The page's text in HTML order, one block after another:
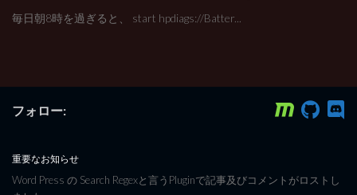
毎日朝8時を過ぎると、 start hpdiags://Batter...
フォロー:
重要なお知らせ
Word Press の Search Regexと言うPluginで記事及びコメントがロストし